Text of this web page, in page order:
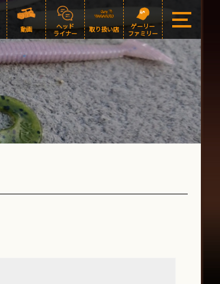
動画
ヘッド
ライナー
取り扱い店
ゲーリー
ファミリー